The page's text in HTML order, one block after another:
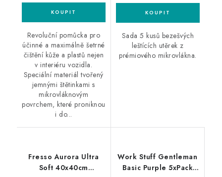
Revoluční pomůcka pro
účinné a maximálně šetrné
čištění kůže a plastů nejen
v interiéru vozidla.
Speciální materiál tvořený
jemnými štětinkami s
mikrovláknovým
povrchem, které proniknou
i do...
Sada 5 kusů bezešvých
leštících utěrek z
prémiového mikrovlákna.
Fresso Aurora Ultra
Soft 40x40cm
Work Stuff Gentleman
Basic Purple 5xPack